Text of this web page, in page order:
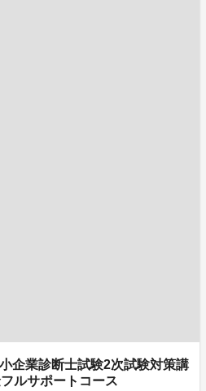
企業診断士試験2次試験対策講
ルサポートコース